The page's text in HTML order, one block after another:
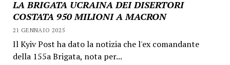
LA BRIGATA UCRAINA DEI DISERTORI
COSTATA 950 MILIONI A MACRON
21 GENNAIO 2025
Il Kyiv Post ha dato la notizia che l'ex comandante
della 155a Brigata, nota per...